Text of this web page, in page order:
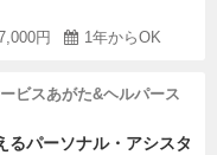
円 1年からOK
ビスあがた&ヘルパース
るパーソナル・アシスタ